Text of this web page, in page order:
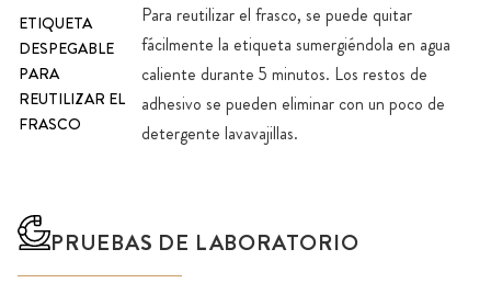
ETIQUETA
DESPEGABLE
PARA
REUTILIZAR EL
FRASCO
Para reutilizar el frasco, se puede quitar
fácilmente la etiqueta sumergiéndola en agua
caliente durante 5 minutos. Los restos de
adhesivo se pueden eliminar con un poco de
detergente lavavajillas.
PRUEBAS DE LABORATORIO